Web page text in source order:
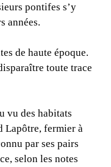
pontifes s’y
années.
de haute époque.
toute trace
vu des habitats
Lapôtre, fermier à
par ses pairs
selon les notes